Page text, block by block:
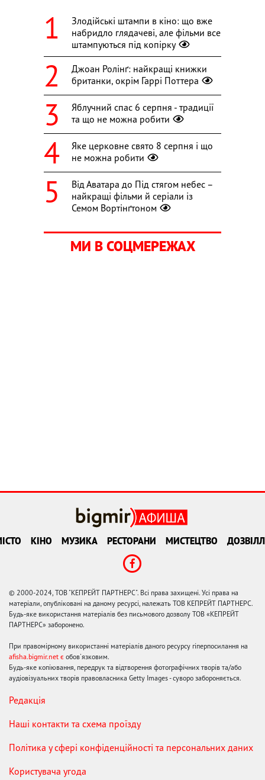
Злодійські штампи в кіно: що вже
набридло глядачеві, але фільми все
штампуються під копірку
Джоан Ролінґ: найкращі книжки
британки, окрім Гаррі Поттера
Яблучний спас 6 серпня - традиції
та що не можна робити
Яке церковне свято 8 серпня і що
не можна робити
Від Аватара до Під стягом небес –
найкращі фільми й серіали із
Семом Вортінґтоном
МИ В СОЦМЕРЕЖАХ
КІНО МУЗИКА РЕСТОРАНИ МИСТЕЦТВО
© 2000-2024, ТОВ "КЕПРЕЙТ ПАРТНЕРС". Всі права захищені. Усі права на
матеріали, опубліковані на даному ресурсі, належать ТОВ КЕПРЕЙТ ПАРТНЕРС.
Будь-яке використання матеріалів без письмового дозволу ТОВ «КЕПРЕЙТ
ПАРТНЕРС» заборонено.
При правомірному використанні матеріалів даного ресурсу гіперпосилання на
afisha.bigmir.net є обов'язковим.
Будь-яке копіювання, передрук та відтворення фотографічних творів та/або
аудіовізуальних творів правовласника Getty Images - суворо забороняється.
Редакція
Наші контакти та схема проїзду
Політика у сфері конфіденційності та персональних даних
Користувача угода